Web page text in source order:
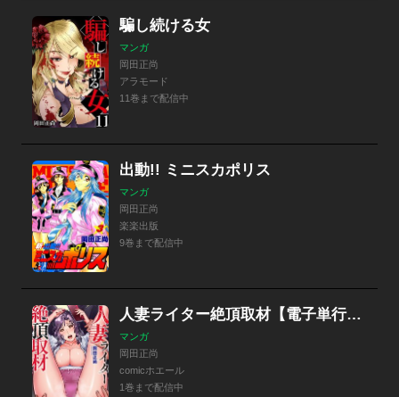
騙し続ける女
マンガ
岡田正尚
アラモード
11巻まで配信中
出動!! ミニスカポリス
マンガ
岡田正尚
楽楽出版
9巻まで配信中
人妻ライター絶頂取材【電子単行本版】
マンガ
岡田正尚
comicホエール
1巻まで配信中